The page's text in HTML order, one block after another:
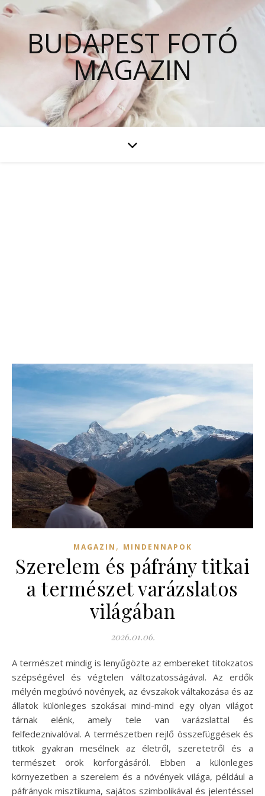
BUDAPEST FOTÓ
MAGAZIN
MAGAZIN , MINDENNAPOK
Szerelem és páfrány titkai
a természet varázslatos
világában
2026.01.06.
A természet mindig is lenyűgözte az embereket titokzatos
szépségével és végtelen változatosságával. Az erdők
mélyén megbúvó növények, az évszakok váltakozása és az
állatok különleges szokásai mind-mind egy olyan világot
tárnak elénk, amely tele van varázslattal és
felfedeznivalóval. A természetben rejlő összefüggések és
titkok gyakran mesélnek az életről, szeretetről és a
természet örök körforgásáról. Ebben a különleges
környezetben a szerelem és a növények világa, például a
páfrányok misztikuma, sajátos szimbolikával és jelentéssel